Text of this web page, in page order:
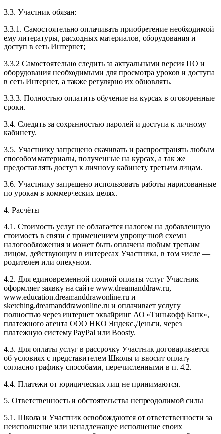
3.3. Участник обязан:
3.3.1. Cамостоятельно оплачивать приобретение необходимой
ему литературы, расходных материалов, оборудования и
доступ в сеть Интернет;
3.3.2 Самостоятельно следить за актуальными версия ПО и
оборудования необходимыми для просмотра уроков и доступа
в сеть Интернет, а также регулярно их обновлять.
3.3.3. Полностью оплатить обучение на курсах в оговоренные
сроки.
3.4. Следить за сохранностью паролей и доступа к личному
кабинету.
3.5. Участнику запрещено скачивать и распространять любым
способом материалы, полученные на курсах, а так же
предоставлять доступ к личному кабинету третьим лицам.
3.6. Участнику запрещено использовать работы нарисованные
по урокам в коммерческих целях.
4. Расчёты
4.1. Cтоимость услуг не облагается налогом на добавленную
стоимость в связи с применением упрощенной схемы
налогообложения и может быть оплачена любым третьим
лицом, действующим в интересах Участника, в том числе —
родителем или опекуном.
4.2. Для единовременной полной оплаты услуг Участник
оформляет заявку на сайте www.dreamanddraw.ru,
www.education.dreamanddrawonline.ru и
sketching.dreamanddrawonline.ru и оплачивает услугу
полностью через интернет эквайринг АО «Тинькофф Банк»,
платежного агента ООО НКО Яндекс.Деньги, через
платежную систему PayPal или Boosty.
4.3. Для оплаты услуг в рассрочку Участник договаривается
об условиях с представителем Школы и вносит оплату
согласно графику способами, перечисленными в п. 4.2.
4.4. Платежи от юридических лиц не принимаются.
5. Ответственность и обстоятельства непреодолимой силы
5.1. Школа и Участник освобождаются от ответственности за
неисполнение или ненадлежащее исполнение своих